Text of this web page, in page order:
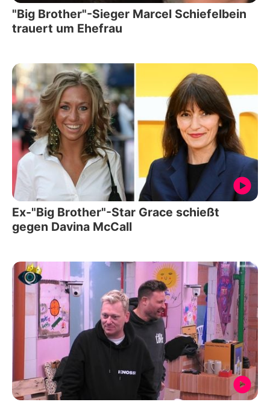
"Big Brother"-Sieger Marcel Schiefelbein
trauert um Ehefrau
Ex-"Big Brother"-Star Grace schießt
gegen Davina McCall